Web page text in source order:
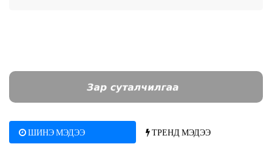
ШИНЭ МЭДЭЭ ТРЕНД МЭДЭЭ